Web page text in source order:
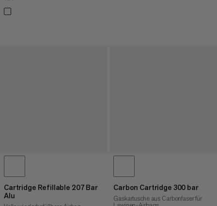
Cartridge Refillable 207 Bar
Alu
Carbon Cartridge 300 bar
Gaskartusche aus Carbonfaser für